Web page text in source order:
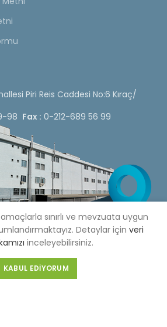
Piri Reis Caddesi No:6 Kıraç/
98 Fax : 0-212-689 56 99
Pano |Çetinkaya Pano Fiyat
sınırlı ve mevzuata uygun
Detaylar için veri
inceleyebilirsiniz.
KABUL EDIYORUM